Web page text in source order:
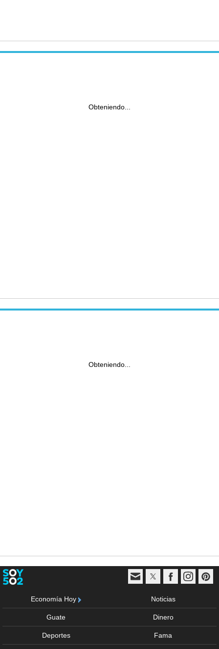
Obteniendo...
Obteniendo...
Economía Hoy Noticias
Guate Dinero
Deportes Fama